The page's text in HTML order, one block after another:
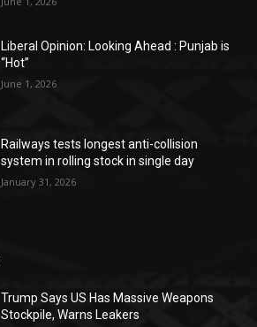
Liberal Opinion: Looking Ahead : Punjab is
“Hot”
June 1, 2026
Railways tests longest anti-collision
system in rolling stock in single day
January 31, 2026
Trump Says US Has Massive Weapons
Stockpile, Warns Leakers